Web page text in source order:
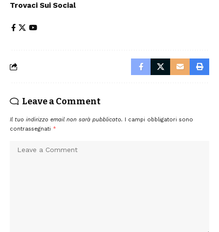
Trovaci Sui Social
Leave a Comment
Il tuo indirizzo email non sarà pubblicato. I campi obbligatori sono
contrassegnati *